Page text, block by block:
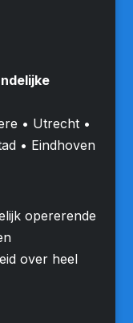
• Utrecht •
• Eindhoven
opererende
over heel